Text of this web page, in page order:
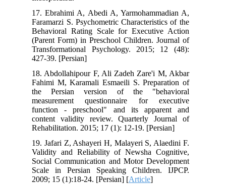
17. Ebrahimi A, Abedi A, Yarmohammadian A,
Faramarzi S. Psychometric Characteristics of the
Behavioral Rating Scale for Executive Action
(Parent Form) in Preschool Children. Journal of
Transformational Psychology. 2015; 12 (48):
427-39. [Persian]
18. Abdollahipour F, Ali Zadeh Zare'i M, Akbar
Fahimi M, Karamali Esmaeili S. Preparation of
the Persian version of the "behavioral
measurement questionnaire for executive
function - preschool" and its apparent and
content validity review. Quarterly Journal of
Rehabilitation. 2015; 17 (1): 12-19. [Persian]
19. Jafari Z, Ashayeri H, Malayeri S, Alaedini F.
Validity and Reliability of Newsha Cognitive,
Social Communication and Motor Development
Scale in Persian Speaking Children. IJPCP.
2009; 15 (1):18-24. [Persian] [Article